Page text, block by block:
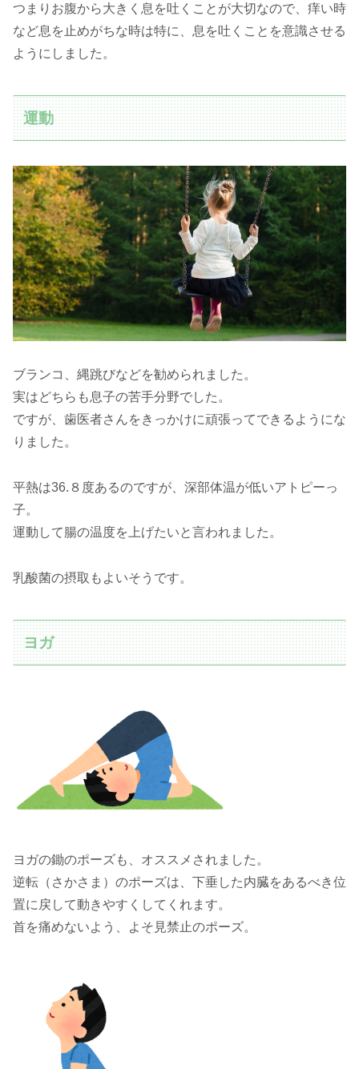
つまりお腹から大きく息を吐くことが大切なので、痒い時
など息を止めがちな時は特に、息を吐くことを意識させる
ようにしました。
運動
ブランコ、縄跳びなどを勧められました。
実はどちらも息子の苦手分野でした。
ですが、歯医者さんをきっかけに頑張ってできるようにな
りました。
平熱は36.８度あるのですが、深部体温が低いアトピーっ
子。
運動して腸の温度を上げたいと言われました。
乳酸菌の摂取もよいそうです。
ヨガ
ヨガの鋤のポーズも、オススメされました。
逆転（さかさま）のポーズは、下垂した内臓をあるべき位
置に戻して動きやすくしてくれます。
首を痛めないよう、よそ見禁止のポーズ。